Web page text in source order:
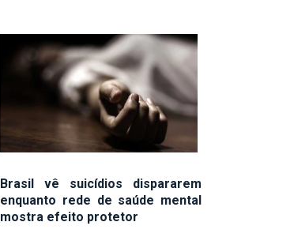
Brasil vê suicídios dispararem
enquanto rede de saúde mental
mostra efeito protetor